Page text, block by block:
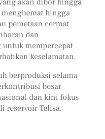
hingga
pemetaan cermat
dan
mempercepat
keselamatan.
berproduksi selama
besar
dan kini fokus
reservoir Telisa.